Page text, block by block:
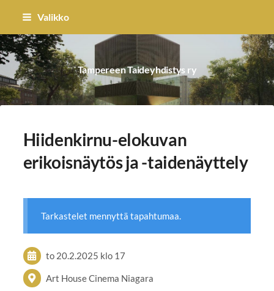
Siirry
sisältöön
Valikko
Tampereen Taideyhdistys ry
Hiidenkirnu-elokuvan
erikoisnäytös ja -taidenäyttely
Tarkastelet mennyttä tapahtumaa.
to 20.2.2025 klo 17
Art House Cinema Niagara